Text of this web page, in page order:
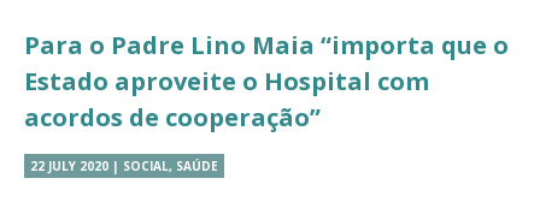
Para o Padre Lino Maia “importa que o
Estado aproveite o Hospital com
acordos de cooperação”
22 JULY 2020 | SOCIAL, SAÚDE